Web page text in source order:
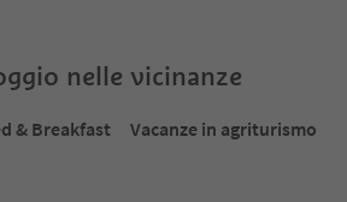
nelle vicinanze
& Breakfast
Vacanze in agriturismo